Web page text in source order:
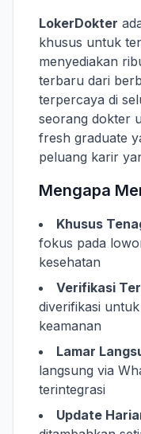
LokerDokter
khusus untuk
menyediakan
terbaru dari
terpercaya di
seorang dokter
fresh graduate
peluang karir
Mengapa
Khusus
fokus pada
kesehatan
Verifikasi
diverifikasi
keamanan
Lamar
langsung via
terintegrasi
Update